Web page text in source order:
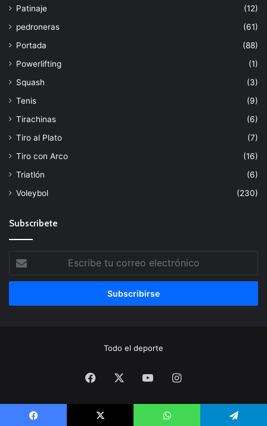
Patinaje
(12)
pedroneras
(61)
Portada
(88)
Powerlifting
(1)
Squash
(3)
Tenis
(9)
Tirachinas
(6)
Tiro al Plato
(7)
Tiro con Arco
(16)
Triatlón
(6)
Voleybol
(230)
Subscribete
tu
correo
Todo el deporte
Facebook YouTubeInstagram